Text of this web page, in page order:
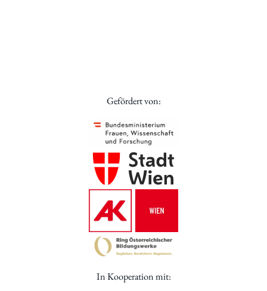
Gefördert von:
In Kooperation mit: